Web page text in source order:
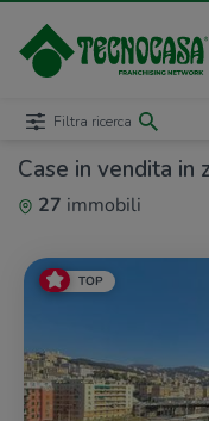
Case in vendita in
27 immobili
Filtra ricerca
TOP